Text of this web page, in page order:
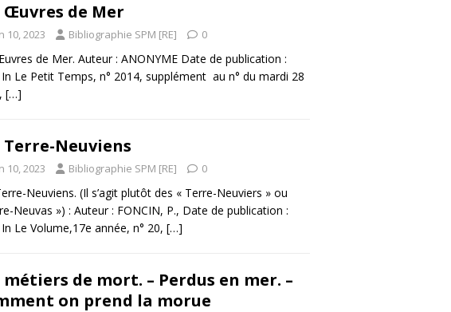
Œuvres de Mer
10, 2023 Bibliographie SPM [RE] 0
de Mer. Auteur : ANONYME Date de publication :
Le Petit Temps, n° 2014, supplément au n° du mardi 28
[…]
Terre-Neuviens
10, 2023 Bibliographie SPM [RE] 0
Neuviens. (Il s’agit plutôt des « Terre-Neuviers » ou
Neuvas ») : Auteur : FONCIN, P., Date de publication :
Le Volume,17e année, n° 20, […]
métiers de mort. – Perdus en mer. –
on prend la morue